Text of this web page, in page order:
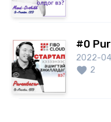
#0
2022-
2